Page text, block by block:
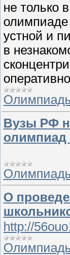
не только
олимпиаде
устной и
в
Вузы РФ
олимпиад
О
http://